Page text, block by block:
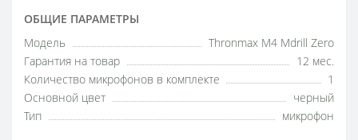
ОБЩИЕ ПАРАМЕТРЫ
Модель
Thronmax M4 Mdrill Zero
Гарантия на товар
12 мес.
Количество микрофонов в комплекте
1
Основной цвет
черный
Тип
микрофон